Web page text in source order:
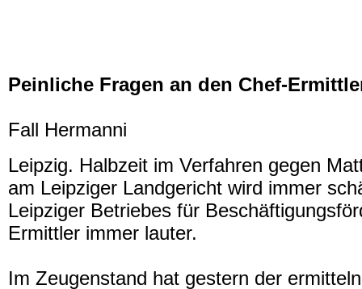
Peinliche Fragen an den Chef-
Fall Hermanni
Leipzig. Halbzeit im Verfahren gegen
am Leipziger Landgericht wird immer
Leipziger Betriebes für
Ermittler immer lauter.
Im Zeugenstand hat gestern der